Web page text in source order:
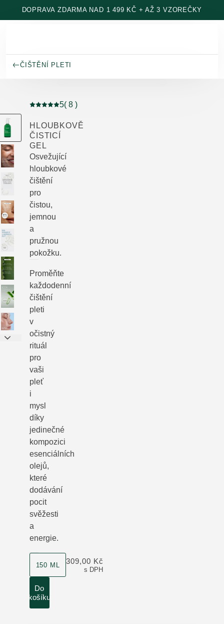
Přeskočit na hlavní obsah
DOPRAVA ZDARMA NAD 1 499 KČ + AŽ 3 VZOREČKY
ČIŠTĚNÍ PLETI
Aktuální hodnocení: 5 z 5 hvězdiček hodnoceno 8
5( 8 )
HLOUBKOVĚ
ČISTICÍ
GEL
Osvežující
hloubkové
čištění
pro
čistou,
jemnou
a
pružnou
pokožku.
Proměňte
každodenní
čištění
pleti
v
očistný
rituál
pro
vaši
pleť
i
mysl
díky
jedinečné
kompozici
esenciálních
olejů,
které
dodávání
pocit
svěžesti
a
energie.
velikost produktu
150 ML
s DPH
309,00 Kč
Do
košíku